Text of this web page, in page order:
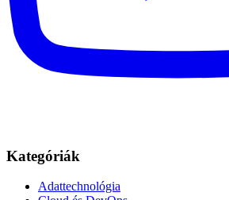
Kategóriák
Adattechnológia